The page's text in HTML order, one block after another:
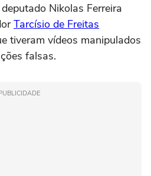
Nikolas Ferreira
Tarcísio de Freitas
tiveram vídeos manipulados
falsas.